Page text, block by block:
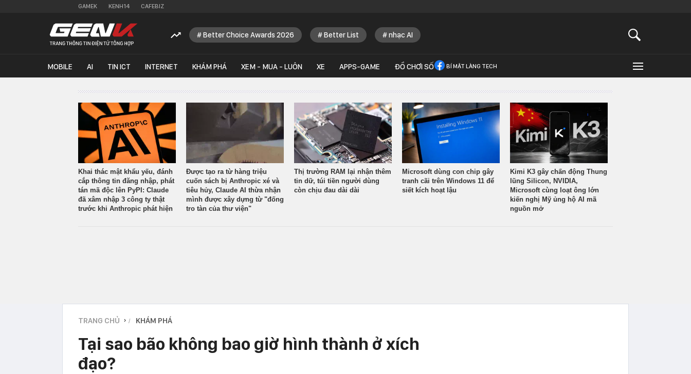
GAMEK KENH14 CAFEBIZ
Better Choice Awards 2026 Better List nhạc AI
MOBILE AI TIN ICT INTERNET KHÁM PHÁ XEM - MUA - LUÔN XE APPS-GAME ĐỒ CHƠI SỐ BÍ MẬT LÀNG TECH
Khai thác mật khẩu yếu, đánh
cắp thông tin đăng nhập, phát
tán mã độc lên PyPI: Claude
đã xâm nhập 3 công ty thật
trước khi Anthropic phát hiện
Được tạo ra từ hàng triệu
cuốn sách bị Anthropic xé và
tiêu hủy, Claude AI thừa nhận
mình được xây dựng từ "đống
tro tàn của thư viện"
Thị trường RAM lại nhận thêm
tin dữ, túi tiền người dùng
còn chịu đau dài dài
Microsoft dùng con chip gây
tranh cãi trên Windows 11 để
siết kích hoạt lậu
Kimi K3 gây chấn động Thung
lũng Silicon, NVIDIA,
Microsoft cùng loạt ông lớn
kiến nghị Mỹ ủng hộ AI mã
nguồn mở
TRANG CHỦ › KHÁM PHÁ
Tại sao bão không bao giờ hình thành ở xích
đạo?